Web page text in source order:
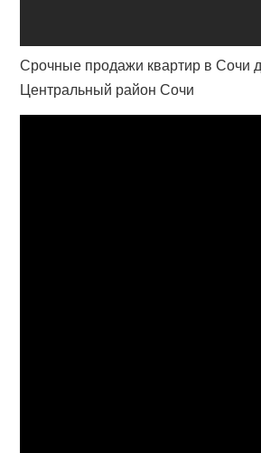
Срочные продажи квартир в Сочи
Центральный район Сочи